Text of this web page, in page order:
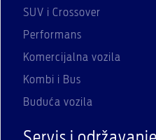
SUV i Crossover
Performans
Komercijalna vozila
Kombi i Bus
Buduća vozila